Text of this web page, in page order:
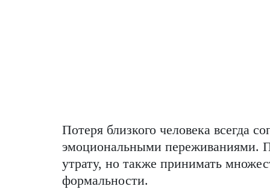
Потеря близкого человека всегда
эмоциональными переживаниями.
утрату, но также принимать
формальности.